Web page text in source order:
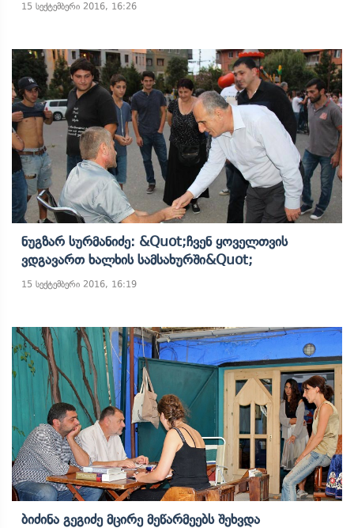
15 სექტემბერი 2016, 16:26
Ნუგზარ Სურმანიძე: &quot;ჩვენ Ყოველთვის
Ვდგავართ Ხალხის Სამსახურში&quot;
15 სექტემბერი 2016, 16:19
Ბიძინა Გეგიძე Მცირე Მეწარმეებს Შეხვდა